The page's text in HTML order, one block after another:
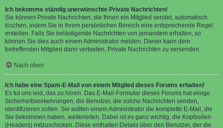
Ich bekomme ständig unerwünschte Private Nachrichten!
Sie können Private Nachrichten, die Ihnen ein Mitglied sendet, automatisch
löschen, indem Sie in Ihrem persönlichen Bereich eine entsprechende Regel
erstellen. Falls Sie belästigende Nachrichten von jemandem erhalten, so
können Sie dies auch einem Administrator melden. Dieser kann dem
betreffenden Mitglied dann verbieten, Private Nachrichten zu versenden.
Nach oben
Ich habe eine Spam-E-Mail von einem Mitglied dieses Forums erhalten!
Es tut uns leid, das zu hören. Das E-Mail-Formular dieses Forums hat einige
Sicherheitsvorkehrungen, die Benutzer, die solche Nachrichten senden,
identifizieren sollen. Sie sollten einem Administrator die komplette E-Mail, die
Sie bekommen haben, weiterleiten. Dabei ist es ganz wichtig, die Kopfzeilen
(Headers) mitzuschicken. Diese enthalten Details über den Benutzer, der die